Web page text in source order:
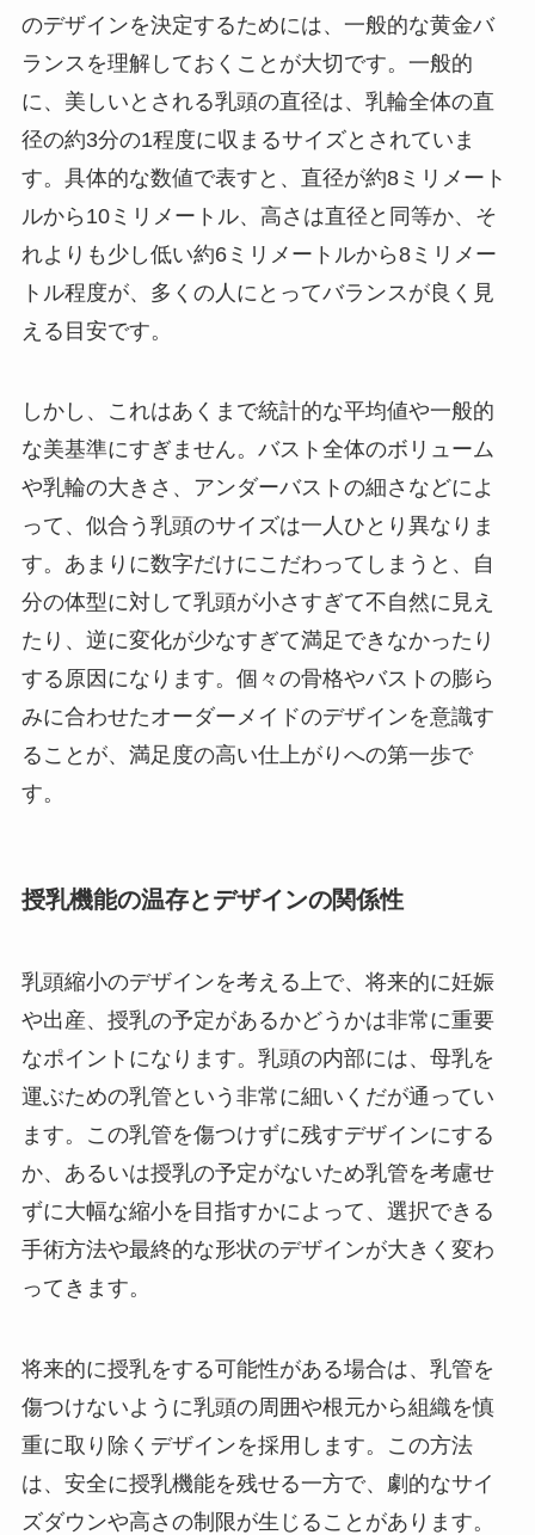
のデザインを決定するためには、一般的な黄金バ
ランスを理解しておくことが大切です。一般的
に、美しいとされる乳頭の直径は、乳輪全体の直
径の約3分の1程度に収まるサイズとされていま
す。具体的な数値で表すと、直径が約8ミリメート
ルから10ミリメートル、高さは直径と同等か、そ
れよりも少し低い約6ミリメートルから8ミリメー
トル程度が、多くの人にとってバランスが良く見
える目安です。
しかし、これはあくまで統計的な平均値や一般的
な美基準にすぎません。バスト全体のボリューム
や乳輪の大きさ、アンダーバストの細さなどによ
って、似合う乳頭のサイズは一人ひとり異なりま
す。あまりに数字だけにこだわってしまうと、自
分の体型に対して乳頭が小さすぎて不自然に見え
たり、逆に変化が少なすぎて満足できなかったり
する原因になります。個々の骨格やバストの膨ら
みに合わせたオーダーメイドのデザインを意識す
ることが、満足度の高い仕上がりへの第一歩で
す。
授乳機能の温存とデザインの関係性
乳頭縮小のデザインを考える上で、将来的に妊娠
や出産、授乳の予定があるかどうかは非常に重要
なポイントになります。乳頭の内部には、母乳を
運ぶための乳管という非常に細いくだが通ってい
ます。この乳管を傷つけずに残すデザインにする
か、あるいは授乳の予定がないため乳管を考慮せ
ずに大幅な縮小を目指すかによって、選択できる
手術方法や最終的な形状のデザインが大きく変わ
ってきます。
将来的に授乳をする可能性がある場合は、乳管を
傷つけないように乳頭の周囲や根元から組織を慎
重に取り除くデザインを採用します。この方法
は、安全に授乳機能を残せる一方で、劇的なサイ
ズダウンや高さの制限が生じることがあります。